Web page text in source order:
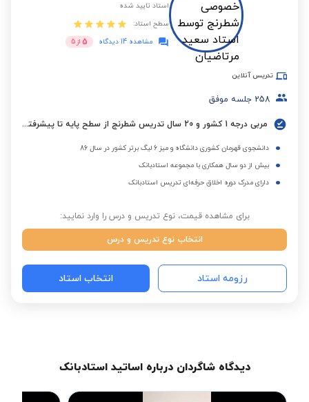
استاد تایید شده
سطح استاد:
مشاهده 14 دیدگاه
5 از 5
تدریس آنلاین
258 جلسه موفق
مربی درجه 1 کشور و 20 سال تدریس شطرنج از سطح پایه تا پیشرفته به صورت خصوصی و گروهی
دانشجوی قهرمان کشوری دانشگاه و میز 6 لیگ برتر کشور در سال 86
بیش از دو سال همکاری با مجموعه استادبانک
دارای مدرک دوره اخلاق حرفه‌ای تدریس استادبانک
برای مشاهده قیمت، نوع تدریس و درس را وارد نمایید:
انتخاب نوع تدریس و درس
رزومه استاد انتخاب استاد
دیدگاه شاگردان درباره اساتید استادبانک